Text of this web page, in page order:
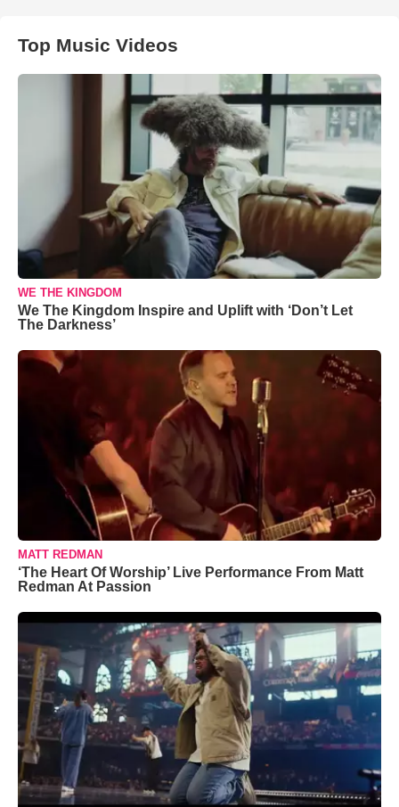
Top Music Videos
WE THE KINGDOM
We The Kingdom Inspire and Uplift with ‘Don’t Let
The Darkness’
MATT REDMAN
‘The Heart Of Worship’ Live Performance From Matt
Redman At Passion